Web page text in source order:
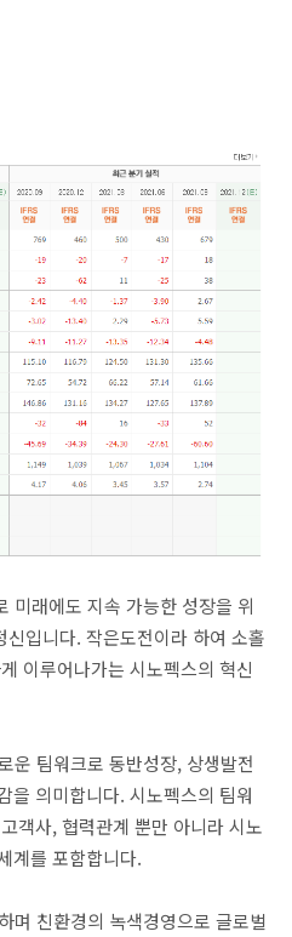
미래에도 지속 가능한 성장을 위
입니다. 작은도전이라 하여 소홀
이루어나가는 시노펙스의 혁신
운 팀워크로 동반성장, 상생발전
을 의미합니다. 시노펙스의 팀워
객사, 협력관계 뿐만 아니라 시노
계를 포함합니다.
며 친환경의 녹색경영으로 글로벌